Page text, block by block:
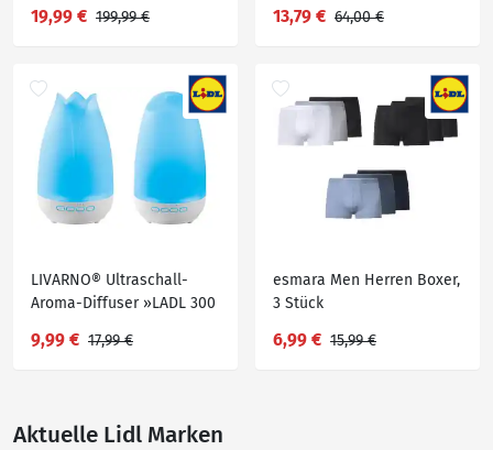
19,99 € 199,99 € 13,79 € 64,00 €
LIVARNO® Ultraschall-
Aroma-Diffuser »LADL 300
9,99 € 17,99 €
esmara Men Herren Boxer,
3 Stück
6,99 € 15,99 €
Aktuelle Lidl Marken